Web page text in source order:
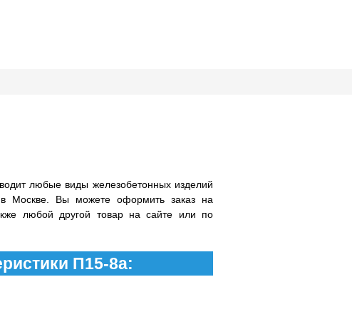
любые виды железобетонных изделий
Москве. Вы можете оформить заказ на
любой другой товар на сайте или по
П15-8а: